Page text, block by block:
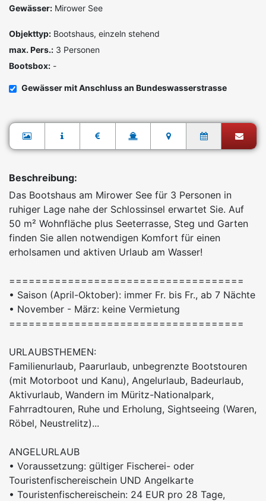
Gewässer: Mirower See
Objekttyp: Bootshaus, einzeln stehend
max. Pers.: 3 Personen
Bootsbox: -
Gewässer mit Anschluss an Bundeswasserstrasse
Beschreibung:
Das Bootshaus am Mirower See für 3 Personen in
ruhiger Lage nahe der Schlossinsel erwartet Sie. Auf
50 m² Wohnfläche plus Seeterrasse, Steg und Garten
finden Sie allen notwendigen Komfort für einen
erholsamen und aktiven Urlaub am Wasser!
====================================
• Saison (April-Oktober): immer Fr. bis Fr., ab 7 Nächte
• November - März: keine Vermietung
====================================
URLAUBSTHEMEN:
Familienurlaub, Paarurlaub, unbegrenzte Bootstouren
(mit Motorboot und Kanu), Angelurlaub, Badeurlaub,
Aktivurlaub, Wandern im Müritz-Nationalpark,
Fahrradtouren, Ruhe und Erholung, Sightseeing (Waren,
Röbel, Neustrelitz)...
ANGELURLAUB
• Voraussetzung: gültiger Fischerei- oder
Touristenfischereischein UND Angelkarte
• Touristenfischereischein: 24 EUR pro 28 Tage,